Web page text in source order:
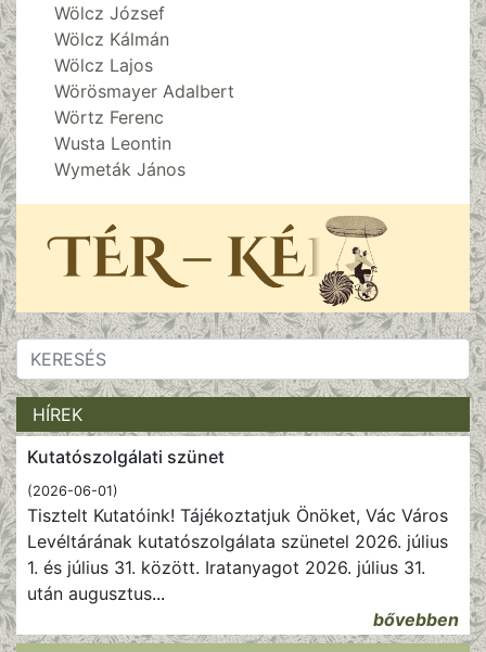
HÍREK
Kutatószolgálati szünet
(2026-06-01)
Tisztelt Kutatóink! Tájékoztatjuk Önöket, Vác Város
Levéltárának kutatószolgálata szünetel 2026. július
1. és július 31. között. Iratanyagot 2026. július 31.
után augusztus...
bővebben
Wölcz József
Wölcz Kálmán
Wölcz Lajos
Wörösmayer Adalbert
Wörtz Ferenc
Wusta Leontin
Wymeták János